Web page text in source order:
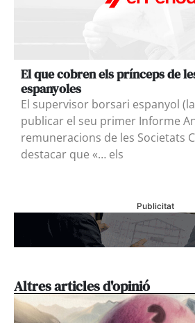
El que cobren els prínceps de
espanyoles
El supervisor borsari espanyol
publicar el seu primer Informe
remuneracions de les Societats
destacar que «… els
Publicitat
Altres articles d'opinió